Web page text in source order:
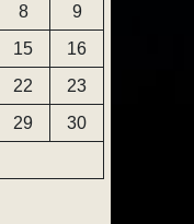
8
9
15
16
22
23
29
30